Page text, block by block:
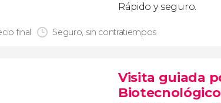
Rápido y seguro.
final Seguro, sin contratiempos
Visita guiada
Biotecnológico